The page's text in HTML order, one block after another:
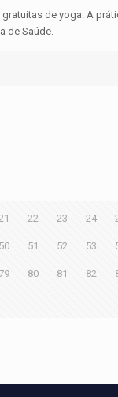
de yoga. A
de Saúde.
22 23 24
50 51 52 53
79 80 81 82